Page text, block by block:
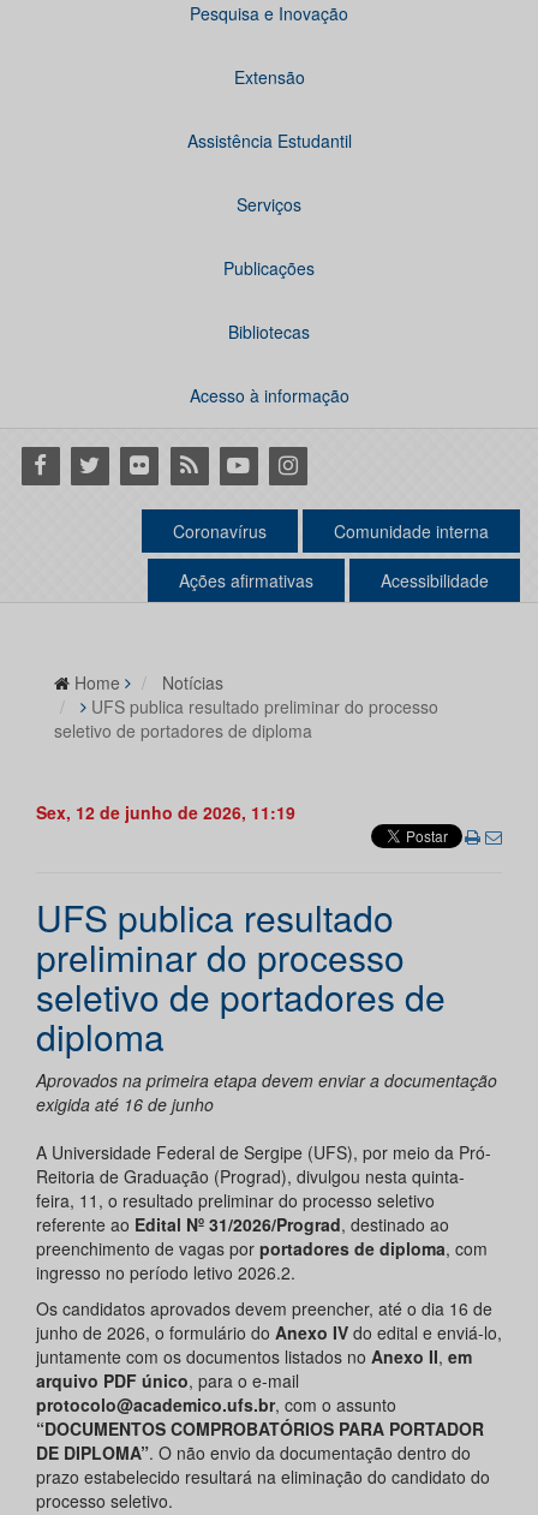
Pesquisa e Inovação
Extensão
Assistência Estudantil
Serviços
Publicações
Bibliotecas
Acesso à informação
Facebook
Twitter Flickr RSS YoutubeInstagram
Coronavírus Comunidade interna
Ações afirmativas Acessibilidade
Home
Notícias
UFS publica resultado preliminar do processo
seletivo de portadores de diploma
Sex, 12 de junho de 2026, 11:19
UFS publica resultado
preliminar do processo
seletivo de portadores de
diploma
Aprovados na primeira etapa devem enviar a documentação
exigida até 16 de junho
A Universidade Federal de Sergipe (UFS), por meio da Pró-
Reitoria de Graduação (Prograd), divulgou nesta quinta-
feira, 11, o resultado preliminar do processo seletivo
referente ao Edital Nº 31/2026/Prograd, destinado ao
preenchimento de vagas por portadores de diploma, com
ingresso no período letivo 2026.2.
Os candidatos aprovados devem preencher, até o dia 16 de
junho de 2026, o formulário do Anexo IV do edital e enviá-lo,
juntamente com os documentos listados no Anexo II, em
arquivo PDF único, para o e-mail
protocolo@academico.ufs.br, com o assunto
“DOCUMENTOS COMPROBATÓRIOS PARA PORTADOR
DE DIPLOMA”. O não envio da documentação dentro do
prazo estabelecido resultará na eliminação do candidato do
processo seletivo.